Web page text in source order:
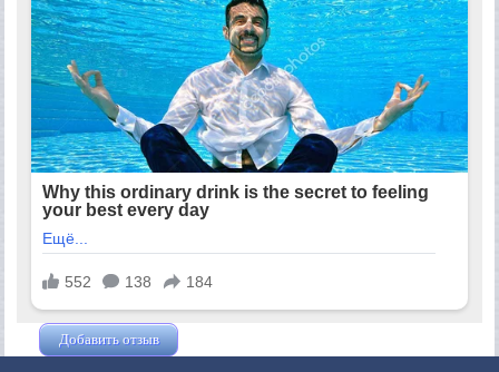
Добавить отзыв